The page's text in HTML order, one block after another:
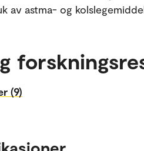
av astma- og
(9)